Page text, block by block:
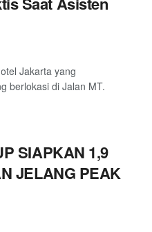
Jakarta yang
berlokasi di Jalan MT.
SIAPKAN 1,9
JELANG PEAK